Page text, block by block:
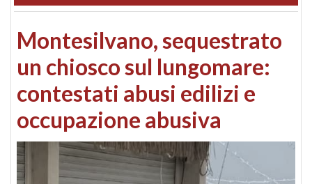
Montesilvano, sequestrato
un chiosco sul lungomare:
contestati abusi edilizi e
occupazione abusiva